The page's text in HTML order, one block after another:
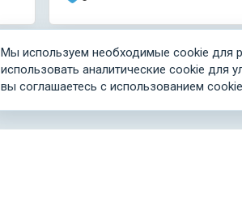
Мы используем необходимые cookie для
использовать аналитические cookie для
вы соглашаетесь с использованием